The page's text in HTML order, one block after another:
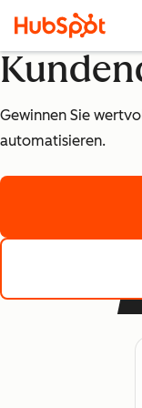
Gewinnen Sie
automatisieren.